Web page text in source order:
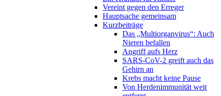
Vereint gegen den Erreger
Hauptsache gemeinsam
Kurzbeiträge
Das „Multiorganvirus“: Auch
Nieren befallen
Angriff aufs Herz
SARS-CoV-2 greift auch das
Gehirn an
Krebs macht keine Pause
Von Herdenimmunität weit